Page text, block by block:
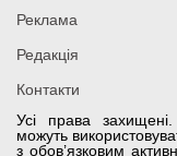
Усі права
можуть
з обов’язковим
Реклама
Редакція
Контакти